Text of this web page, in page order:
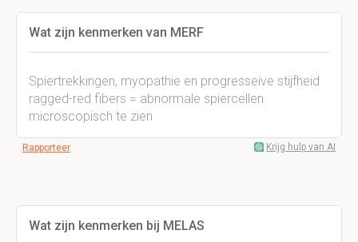
Wat zijn kenmerken van MERF
Spiertrekkingen, myopathie en progresseive stijfheid
ragged-red fibers = abnormale spiercellen
microscopisch te zien
Rapporteer Krijg hulp van AI
Wat zijn kenmerken bij MELAS